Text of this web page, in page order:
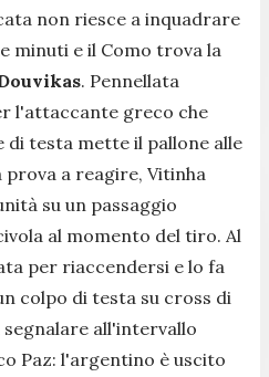
non riesce a inquadrare
minuti e il Como trova la
. Pennellata
l'attaccante greco che
di testa mette il pallone alle
prova a reagire, Vitinha
su un passaggio
al momento del tiro. Al
per riaccendersi e lo fa
colpo di testa su cross di
segnalare all'intervallo
Paz: l'argentino è uscito